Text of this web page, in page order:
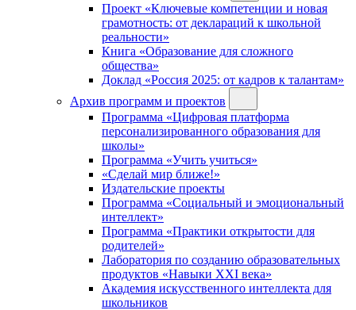
Проект «Ключевые компетенции и новая
грамотность: от деклараций к школьной
реальности»
Книга «Образование для сложного
общества»
Доклад «Россия 2025: от кадров к талантам»
Архив программ и проектов
Программа «Цифровая платформа
персонализированного образования для
школы»
Программа «Учить учиться»
«Сделай мир ближе!»
Издательские проекты
Программа «Социальный и эмоциональный
интеллект»
Программа «Практики открытости для
родителей»
Лаборатория по созданию образовательных
продуктов «Навыки XXI века»
Академия искусственного интеллекта для
школьников